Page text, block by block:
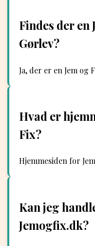
Findes der en
Gørlev?
Ja, der er en Jem og
Hvad er
Fix?
Hjemmesiden for
Kan jeg
Jemogfix.dk?